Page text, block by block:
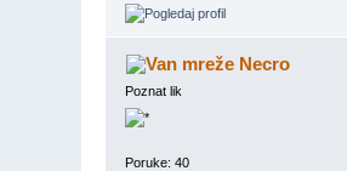
Necro
Poznat lik
Poruke: 40